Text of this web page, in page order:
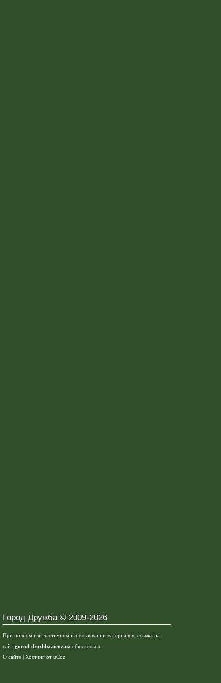
Город Дружба © 2009-2026
При полном или частичном использовании материалов, ссылка на
сайт gorod-druzhba.ucoz.ua обязательна.
О сайте | Хостинг от uCoz